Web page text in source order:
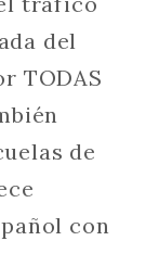
del
TODAS
de
con